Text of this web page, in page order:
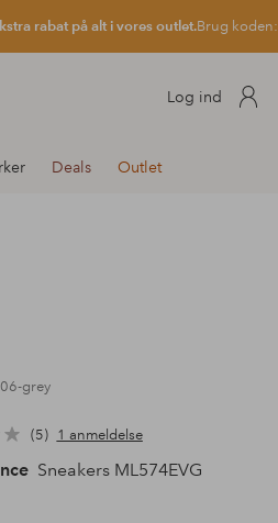
rabat på alt i vores outlet.Brug koden:
Log ind
Deals Outlet
grey
5 1 anmeldelse
Sneakers ML574EVG